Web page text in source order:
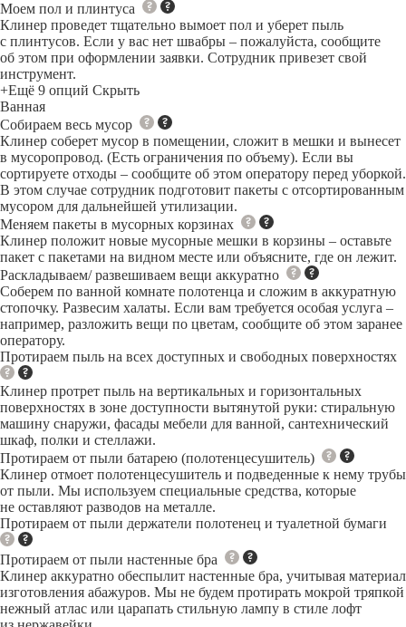
Моем пол и плинтуса
Клинер проведет тщательно вымоет пол и уберет пыль
с плинтусов. Если у вас нет швабры – пожалуйста, сообщите
об этом при оформлении заявки. Сотрудник привезет свой
инструмент.
+Ещё 9 опций Скрыть
Ванная
Собираем весь мусор
Клинер соберет мусор в помещении, сложит в мешки и вынесет
в мусоропровод. (Есть ограничения по объему). Если вы
сортируете отходы – сообщите об этом оператору перед уборкой.
В этом случае сотрудник подготовит пакеты с отсортированным
мусором для дальнейшей утилизации.
Меняем пакеты в мусорных корзинах
Клинер положит новые мусорные мешки в корзины – оставьте
пакет с пакетами на видном месте или объясните, где он лежит.
Раскладываем/ развешиваем вещи аккуратно
Соберем по ванной комнате полотенца и сложим в аккуратную
стопочку. Развесим халаты. Если вам требуется особая услуга –
например, разложить вещи по цветам, сообщите об этом заранее
оператору.
Протираем пыль на всех доступных и свободных поверхностях
Клинер протрет пыль на вертикальных и горизонтальных
поверхностях в зоне доступности вытянутой руки: стиральную
машину снаружи, фасады мебели для ванной, сантехнический
шкаф, полки и стеллажи.
Протираем от пыли батарею (полотенцесушитель)
Клинер отмоет полотенцесушитель и подведенные к нему трубы
от пыли. Мы используем специальные средства, которые
не оставляют разводов на металле.
Протираем от пыли держатели полотенец и туалетной бумаги
Протираем от пыли настенные бра
Клинер аккуратно обеспылит настенные бра, учитывая материал
изготовления абажуров. Мы не будем протирать мокрой тряпкой
нежный атлас или царапать стильную лампу в стиле лофт